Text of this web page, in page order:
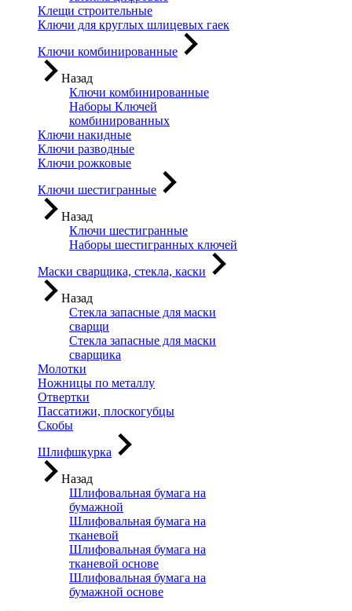
Клещи строительные
Ключи для круглых шлицевых гаек
Ключи комбинированные
Назад
Ключи комбинированные
Наборы Ключей
комбинированных
Ключи накидные
Ключи разводные
Ключи рожковые
Ключи шестигранные
Назад
Ключи шестигранные
Наборы шестигранных ключей
Маски сварщика, стекла, каски
Назад
Стекла запасные для маски
сварщи
Стекла запасные для маски
сварщика
Молотки
Ножницы по металлу
Отвертки
Пассатижи, плоскогубцы
Скобы
Шлифшкурка
Назад
Шлифовальная бумага на
бумажной
Шлифовальная бумага на
тканевой
Шлифовальная бумага на
тканевой основе
Шлифовальная бумага на
бумажной основе